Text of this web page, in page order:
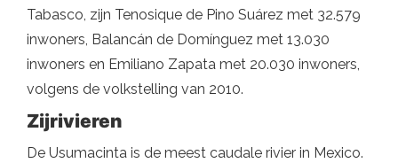
Tabasco, zijn Tenosique de Pino Suárez met 32.579
inwoners, Balancán de Domínguez met 13.030
inwoners en Emiliano Zapata met 20.030 inwoners,
volgens de volkstelling van 2010.
Zijrivieren
De Usumacinta is de meest caudale rivier in Mexico.